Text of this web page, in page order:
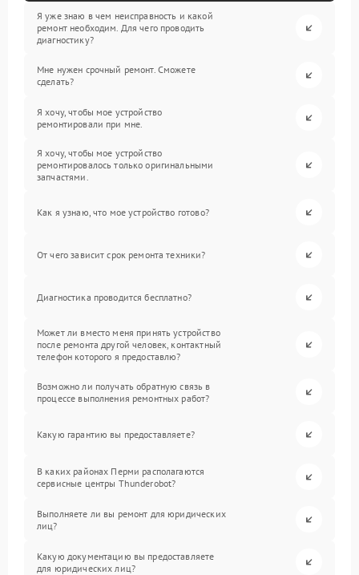
Я уже знаю в чем неисправность и какой
ремонт необходим. Для чего проводить
диагностику?
Мне нужен срочный ремонт. Сможете
сделать?
Я хочу, чтобы мое устройство
ремонтировали при мне.
Я хочу, чтобы мое устройство
ремонтировалось только оригинальными
запчастями.
Как я узнаю, что мое устройство готово?
От чего зависит срок ремонта техники?
Диагностика проводится бесплатно?
Может ли вместо меня принять устройство
после ремонта другой человек, контактный
телефон которого я предоставлю?
Возможно ли получать обратную связь в
процессе выполнения ремонтных работ?
Какую гарантию вы предоставляете?
В каких районах Перми располагаются
сервисные центры Thunderobot?
Выполняете ли вы ремонт для юридических
лиц?
Какую документацию вы предоставляете
для юридических лиц?